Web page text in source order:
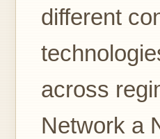
different
across
Network a